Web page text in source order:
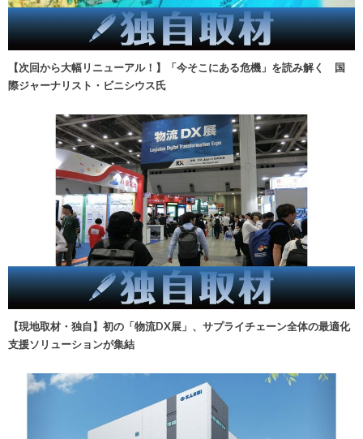
【次回から大幅リニューアル！】「今そこにある危機」を読み解く 国
際ジャーナリスト・ビニシウス氏
【現地取材・独自】初の「物流DX展」、サプライチェーン全体の最適化
支援ソリューションが集結